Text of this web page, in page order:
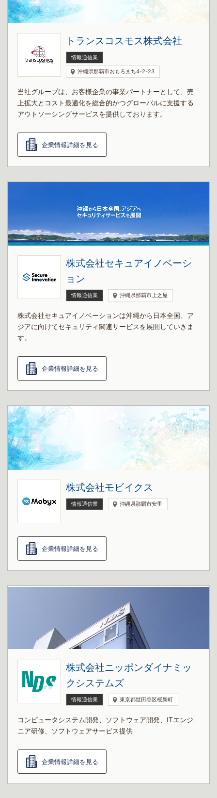
トランスコスモス株式会社
情報通信業
沖縄県那覇市おもろまち4-2-23
当社グループは、お客様企業の事業パートナーとして、売
上拡大とコスト最適化を総合的かつグローバルに支援する
アウトソーシングサービスを提供しております。
企業情報詳細を見る
株式会社セキュアイノベーシ
ョン
情報通信業 沖縄県那覇市上之屋
株式会社セキュアイノベーションは沖縄から日本全国、ア
ジアに向けてセキュリティ関連サービスを展開していきま
す。
企業情報詳細を見る
株式会社モビイクス
情報通信業 沖縄県那覇市安里
企業情報詳細を見る
株式会社ニッポンダイナミッ
クシステムズ
情報通信業 東京都世田谷区桜新町
コンピュータシステム開発、ソフトウェア開発、ITエンジ
ニア研修、ソフトウェアサービス提供
企業情報詳細を見る